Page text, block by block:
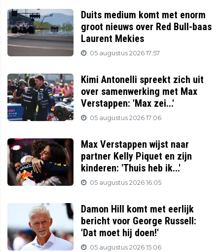
Duits medium komt met enorm
groot nieuws over Red Bull-baas
Laurent Mekies
05 augustus 2026 17:57
Kimi Antonelli spreekt zich uit
over samenwerking met Max
Verstappen: 'Max zei...'
05 augustus 2026 17:06
Max Verstappen wijst naar
partner Kelly Piquet en zijn
kinderen: 'Thuis heb ik...'
05 augustus 2026 16:05
Damon Hill komt met eerlijk
bericht voor George Russell:
'Dat moet hij doen!'
05 augustus 2026 15:06